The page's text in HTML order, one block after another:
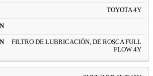
TOYOTA 4Y
FILTRO DE LUBRICACIÓN, DE ROSCA FULL
FLOW 4Y